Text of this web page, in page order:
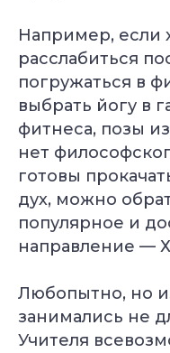
Например, если
расслабиться
погружаться в
выбрать йогу в
фитнеса, позы
нет
готовы
дух, можно
популярное и
направление —
Любопытно, но
занимались не
Учителя